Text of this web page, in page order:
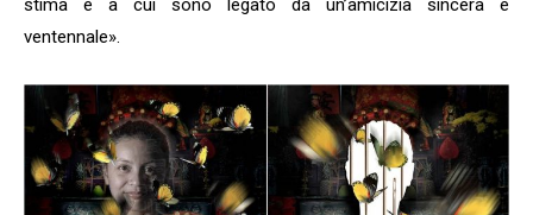
stima e a cui sono legato da un’amicizia sincera e
ventennale».